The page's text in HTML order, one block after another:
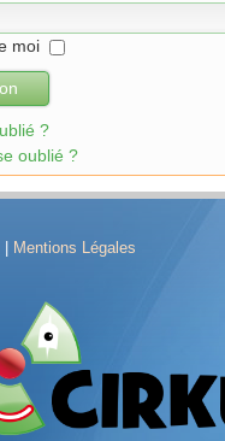
moi
?
oublié ?
Mentions Légales